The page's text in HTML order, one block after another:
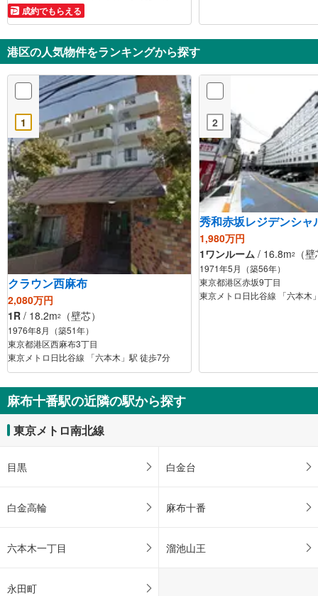
成約でもらえる
港区の人気物件をランキングから探す
1
クラウン西麻布
2,080万円
1R / 18.2m2 （壁芯）
1976年8月（築51年）
東京都港区西麻布3丁目
東京メトロ日比谷線 「六本木」駅 徒歩7分
2
秀和赤坂レジデンシャ
1,980万円
1ワンルーム / 16.8m2 （
1971年5月（築56年）
東京都港区赤坂9丁目
東京メトロ日比谷線 「六本木
麻布十番駅の近隣の駅から探す
東京メトロ南北線
目黒 白金台
白金高輪 麻布十番
六本木一丁目 溜池山王
永田町